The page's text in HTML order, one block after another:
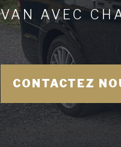
VAN AVEC
CONTACTEZ